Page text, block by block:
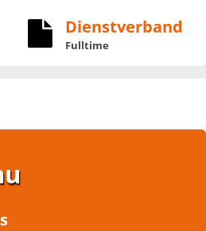
Dienstverband
Fulltime